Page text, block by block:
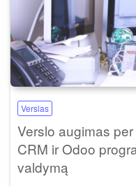
Verslas
Verslo augimas
CRM ir Odoo
valdymą